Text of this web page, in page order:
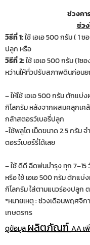
ช่วงกา
ช่ว
วิธีที่ 1:ใช้ เอเอ 500 กรัม ( 1
ปลูก หรือ
วิธีที่ 2:ใช้ เอเอ 500 กรัม (1
หว่านให้ทั่วปรับสภาพดินก่อน
– ให้ใช้ เอเอ 500 กรัม ตักแบ่
กิโลกรัม หลังจากผสมคลุกเค
กล้าสตอรว์เบอรี่ปลูก
-ใช้พลูโต เม็ดขนาด 2.5 กรัม
ตอรว์เบอร์รี่ได้เลย
– ใช้ ดีดี ฉีดพ่นบำรุง ทุก
หรือ ใช้ เอเอ 500 กรัม ตักแ
กิโลกรัม ใส่ตามแนวร่องปลูก
*หมายเหตุ : ช่วงเดือนพฤศจิก
เกษตรกร
ดูข้อมูลผลิตภัณฑ์ AA เ